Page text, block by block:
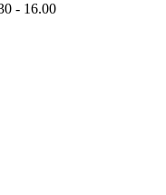
- 16.00